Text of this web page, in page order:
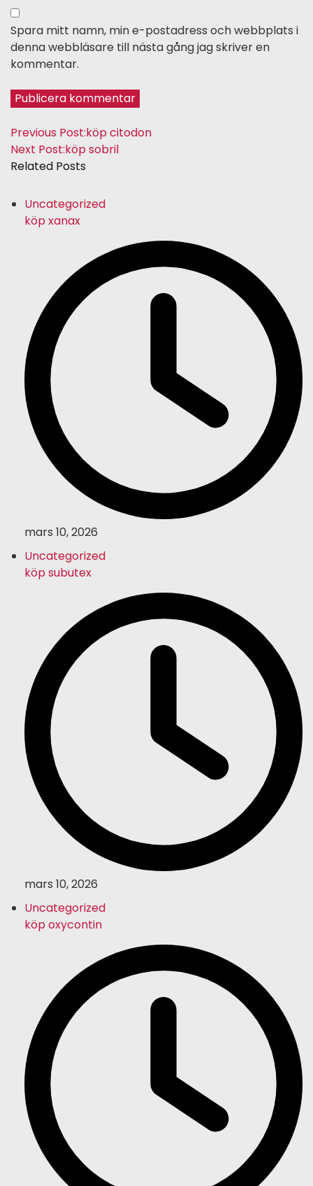
Spara mitt namn, min e-postadress och webbplats i
denna webbläsare till nästa gång jag skriver en
kommentar.
Previous Post:köp citodon
Next Post:köp sobril
Related Posts
Uncategorized
köp xanax
mars 10, 2026
Uncategorized
köp subutex
mars 10, 2026
Uncategorized
köp oxycontin